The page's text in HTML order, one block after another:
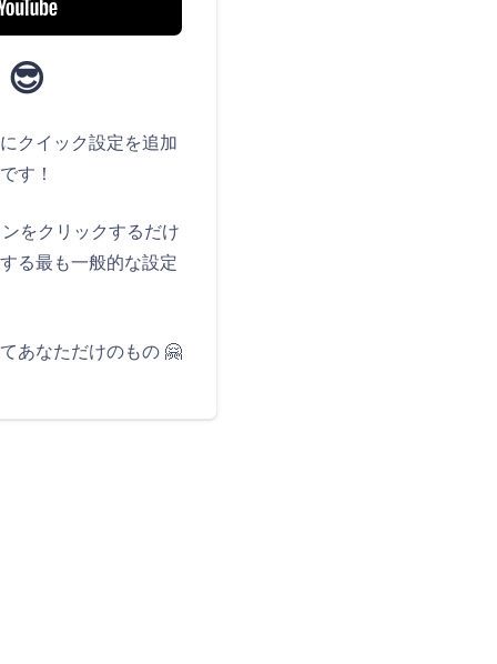
クイック設定を追加
す！
をクリックするだけ
る最も一般的な設定
あなただけのもの 🤗